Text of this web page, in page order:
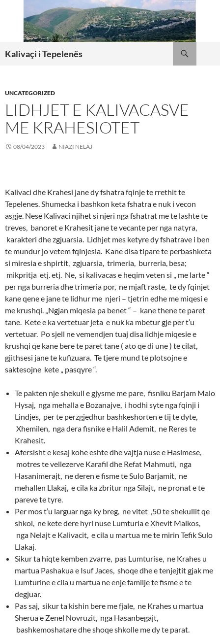
content
Kalivaçi i Tepelenës
UNCATEGORIZED
LIDHJET E KALIVACASVE
ME KRAHESIOTET
08/04/2023 NIAZI NELAJ
Kalivaci dhe Krahesi jane dy fshatra fqinje te rrethit te
Tepelenes. Shumecka i bashkon keta fshatra e nuk i vecon
asgje. Nese Kalivaci njihet si njeri nga fshatrat me te lashte te
treves, banoret e Krahesit jane te vecante per nga natyra,
karakteri dhe zgjuarsia. Lidhjet mes ketyre dy fshatrave i ben
te mundur jo vetem fqinjesia. Kane disa tipare te perbashketa
si miresia e shpirtit, zgjuarsia, trimeria, burreria, besa;
mikpritja etj. etj. Ne, si kalivacas e heqim veten si „ me larte “
per nga burreria dhe trimeria por, ne mjaft raste, te dy fqinjet
kane qene e jane te lidhur me njeri – tjetrin edhe me miqesi e
me krushqi. „Ngjan miqesia pa benet “ – kane thene te paret
tane. Kete e ka vertetuar jeta e nuk ka mbetur gje per t’u
vertetuar. Po sjell ne vemendjen tuaj disa lidhje miqesie e
krushqi qe kane bere te paret tane ( ato qe di une ) te cilat,
gjithsesi jane te kufizuara. Te tjere mund te plotsojne e
saktesojne kete „ pasqyre “.
Te pakten nje shekull e gjysme me pare, fisniku Barjam Malo
Hysaj, nga mehalla e Bozanajve, i hodhi syte nga fqinji i
Lindjes, per te perzgjedhur bashkeshorten e tij te dyte,
Xhemilen, nga dera fisnike e Halil Ademit, ne Reres te
Krahesit.
Afersisht e kesaj kohe eshte dhe vajtja nuse e Hasimese,
motres te vellezerve Karafil dhe Refat Mahmuti, nga
Hasanimerajt, ne deren e fisme te Sulo Barjamit, ne
mehallen Llakaj, e cila ka zbritur nga Silajt, ne pronat e te
pareve te tyre.
Per mos t’u larguar nga ky breg, ne vitet ‚50 te shekullit qe
shkoi, ne kete dere hyri nuse Lumturia e Xhevit Malkos,
nga Nelajt e Kalivacit, e cila u martua me te mirin Tefik Sulo
Llakaj.
Sikur ta hiqte kemben zvarre, pas Lumturise, ne Krahes u
martua Pashakua e Isuf Jaces, shoqe dhe e tenjejtit gjak me
Lumturine e cila u martua ne enje familje te fisme e te
degjuar.
Pas saj, sikur ta kishin bere me fjale, ne Krahes u martua
Sherua e Zenel Novruzit, nga Hasanbegajt,
bashkemoshatare dhe shoqe shkolle me dy te parat.